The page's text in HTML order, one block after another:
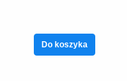
Do koszyka